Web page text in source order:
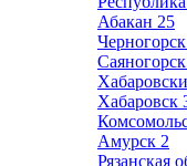
Абакан 25
Черногорск
Саяногорск
Хабаровск
Амурск 2
Рязанская